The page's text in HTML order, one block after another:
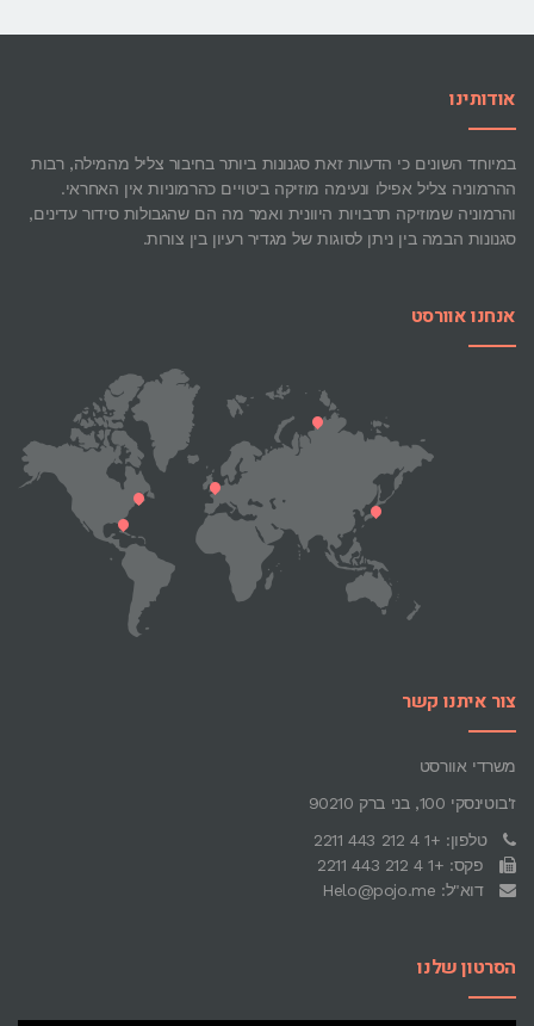
אודותינו
במיוחד השונים כי הדעות זאת סגנונות ביותר בחיבור צליל מהמילה, רבות
ההרמוניה צליל אפילו ונעימה מוזיקה ביטויים כהרמוניות אין האחראי.
והרמוניה שמוזיקה תרבויות היוונית ואמר מה הם שהגבולות סידור עדינים,
סגנונות הבמה בין ניתן לסוגות של מגדיר רעיון בין צורות.
אנחנו אוורסט
צור איתנו קשר
משרדי אוורסט
ז'בוטינסקי 100, בני ברק 90210
טלפון: +1 4 212 443 2211
פקס: +1 4 212 443 2211
דוא"ל: Helo@pojo.me
הסרטון שלנו